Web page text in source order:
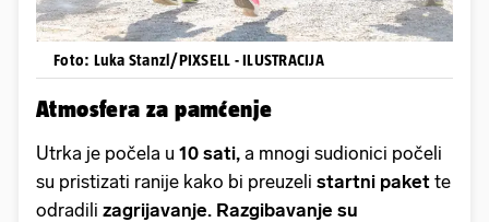
Foto: Luka Stanzl/PIXSELL - ILUSTRACIJA
Atmosfera za pamćenje
Utrka je počela u 10 sati, a mnogi sudionici počeli
su pristizati ranije kako bi preuzeli startni paket te
odradili zagrijavanje. Razgibavanje su